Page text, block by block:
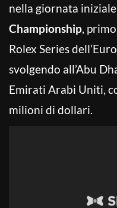
nella giornata iniziale
Championship,
Rolex Series
svolgendo all’Abu
Emirati Arabi Uniti,
milioni di dollari.